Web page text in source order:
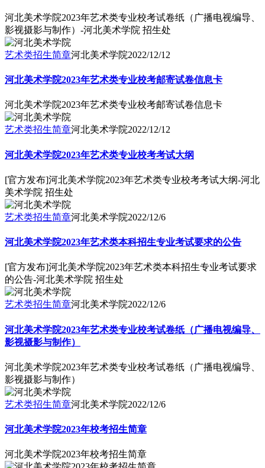
河北美术学院2023年艺术类专业校考试卷纸（广播电视编导、
影视摄影与制作）-河北美术学院 招生处
艺术类招生简章河北美术学院2022/12/12
河北美术学院2023年艺术类专业校考邮寄试卷信息卡
河北美术学院2023年艺术类专业校考邮寄试卷信息卡
艺术类招生简章河北美术学院2022/12/12
河北美术学院2023年艺术类专业校考考试大纲
[官方发布]河北美术学院2023年艺术类专业校考考试大纲-河北
美术学院 招生处
艺术类招生简章河北美术学院2022/12/6
河北美术学院2023年艺术类本科招生专业考试要求的公告
[官方发布]河北美术学院2023年艺术类本科招生专业考试要求
的公告-河北美术学院 招生处
艺术类招生简章河北美术学院2022/12/6
河北美术学院2023年艺术类专业校考试卷纸（广播电视编导、
影视摄影与制作）
河北美术学院2023年艺术类专业校考试卷纸（广播电视编导、
影视摄影与制作）
艺术类招生简章河北美术学院2022/12/6
河北美术学院2023年校考招生简章
河北美术学院2023年校考招生简章